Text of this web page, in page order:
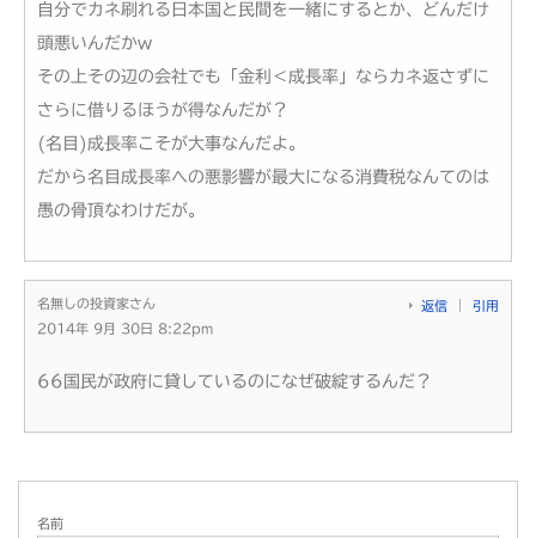
自分でカネ刷れる日本国と民間を一緒にするとか、どんだけ
頭悪いんだかw
その上その辺の会社でも「金利＜成長率」ならカネ返さずに
さらに借りるほうが得なんだが？
(名目)成長率こそが大事なんだよ。
だから名目成長率への悪影響が最大になる消費税なんてのは
愚の骨頂なわけだが。
名無しの投資家さん
2014年 9月 30日 8:22pm
返信 引用
66国民が政府に貸しているのになぜ破綻するんだ？
名前